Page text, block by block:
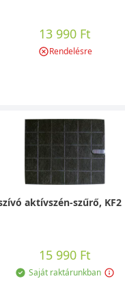
13 990 Ft
Rendelésre
aktívszén-szűrő, KF2
15 990 Ft
Saját raktárunkban